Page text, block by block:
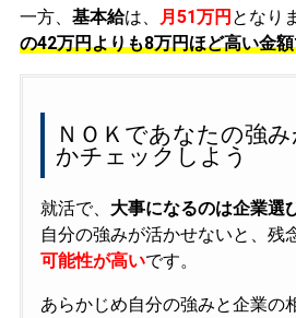
一方、 基本給は、 月51万円 となり
の42万円よりも8万円ほど高い金
ＮＯＫであなたの強
かチェックしよう
就活で、 大事になるのは企業選
自分の強みが活かせないと、残
可能性が高いです。
あらかじめ自分の強みと企業の